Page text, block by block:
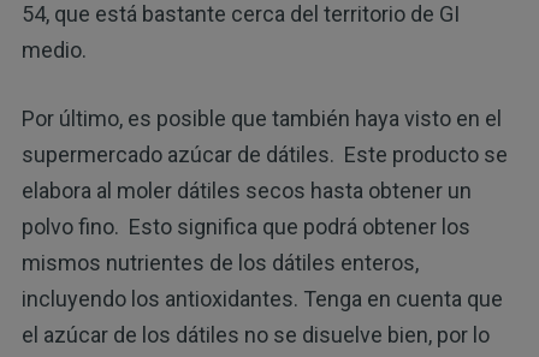
54, que está bastante cerca del territorio de GI
medio.
Por último, es posible que también haya visto en el
supermercado azúcar de dátiles. Este producto se
elabora al moler dátiles secos hasta obtener un
polvo fino. Esto significa que podrá obtener los
mismos nutrientes de los dátiles enteros,
incluyendo los antioxidantes. Tenga en cuenta que
el azúcar de los dátiles no se disuelve bien, por lo